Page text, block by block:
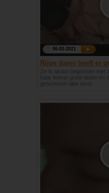
06-03-2021
Rijpe dame heeft er
Ze is alvast begonnen met
haar lekker grote tieten en